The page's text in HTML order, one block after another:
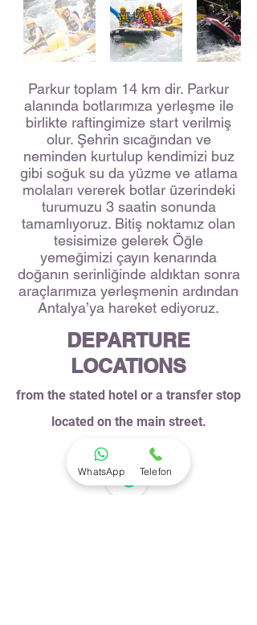
Parkur toplam 14 km dir. Parkur
alanında botlarımıza yerleşme ile
birlikte raftingimize start verilmiş
olur. Şehrin sıcağından ve
neminden kurtulup kendimizi buz
gibi soğuk su da yüzme ve atlama
molaları vererek botlar üzerindeki
turumuzu 3 saatin sonunda
tamamlıyoruz. Bitiş noktamız olan
tesisimize gelerek Öğle
yemeğimizi çayın kenarında
doğanın serinliğinde aldıktan sonra
araçlarımıza yerleşmenin ardından
Antalya’ya hareket ediyoruz.
DEPARTURE
LOCATIONS
from the stated hotel or a transfer stop
located on the main street.
WhatsApp Telefon